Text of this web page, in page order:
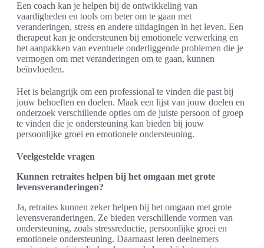
Een coach kan je helpen bij de ontwikkeling van
vaardigheden en tools om beter om te gaan met
veranderingen, stress en andere uitdagingen in het leven. Een
therapeut kan je ondersteunen bij emotionele verwerking en
het aanpakken van eventuele onderliggende problemen die je
vermogen om met veranderingen om te gaan, kunnen
beïnvloeden.
Het is belangrijk om een professional te vinden die past bij
jouw behoeften en doelen. Maak een lijst van jouw doelen en
onderzoek verschillende opties om de juiste persoon of groep
te vinden die je ondersteuning kan bieden bij jouw
persoonlijke groei en emotionele ondersteuning.
Veelgestelde vragen
Kunnen retraites helpen bij het omgaan met grote
levensveranderingen?
Ja, retraites kunnen zeker helpen bij het omgaan met grote
levensveranderingen. Ze bieden verschillende vormen van
ondersteuning, zoals stressreductie, persoonlijke groei en
emotionele ondersteuning. Daarnaast leren deelnemers